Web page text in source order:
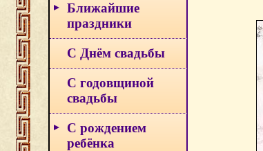
Ближайшие
праздники
С Днём свадьбы
С годовщиной
свадьбы
С рождением
ребёнка